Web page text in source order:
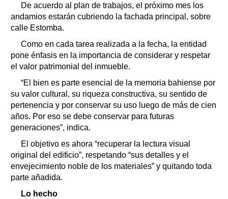
De acuerdo al plan de trabajos, el próximo mes los
andamios estarán cubriendo la fachada principal, sobre
calle Estomba.
Como en cada tarea realizada a la fecha, la entidad
pone énfasis en la importancia de considerar y respetar
el valor patrimonial del inmueble.
“El bien es parte esencial de la memoria bahiense por
su valor cultural, su riqueza constructiva, su sentido de
pertenencia y por conservar su uso luego de más de cien
años. Por eso se debe conservar para futuras
generaciones”, indica.
El objetivo es ahora “recuperar la lectura visual
original del edificio”, respetando “sus detalles y el
envejecimiento noble de los materiales” y quitando toda
parte añadida.
Lo hecho